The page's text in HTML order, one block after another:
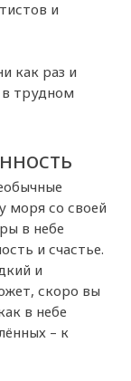
и
как раз и
трудном
моря со своей
в небе
и счастье.
и
скоро вы
в небе
– к